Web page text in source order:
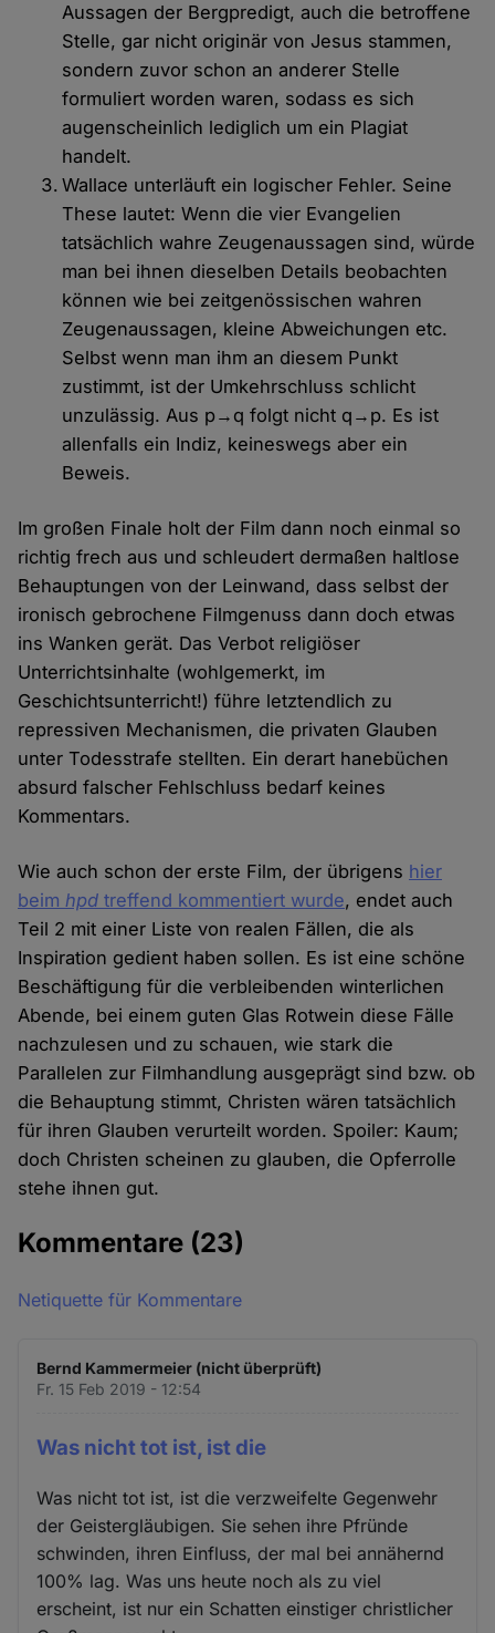
Aussagen der Bergpredigt, auch die betroffene
Stelle, gar nicht originär von Jesus stammen,
sondern zuvor schon an anderer Stelle
formuliert worden waren, sodass es sich
augenscheinlich lediglich um ein Plagiat
handelt.
Wallace unterläuft ein logischer Fehler. Seine
These lautet: Wenn die vier Evangelien
tatsächlich wahre Zeugenaussagen sind, würde
man bei ihnen dieselben Details beobachten
können wie bei zeitgenössischen wahren
Zeugenaussagen, kleine Abweichungen etc.
Selbst wenn man ihm an diesem Punkt
zustimmt, ist der Umkehrschluss schlicht
unzulässig. Aus p→q folgt nicht q→p. Es ist
allenfalls ein Indiz, keineswegs aber ein
Beweis.
Im großen Finale holt der Film dann noch einmal so
richtig frech aus und schleudert dermaßen haltlose
Behauptungen von der Leinwand, dass selbst der
ironisch gebrochene Filmgenuss dann doch etwas
ins Wanken gerät. Das Verbot religiöser
Unterrichtsinhalte (wohlgemerkt, im
Geschichtsunterricht!) führe letztendlich zu
repressiven Mechanismen, die privaten Glauben
unter Todesstrafe stellten. Ein derart hanebüchen
absurd falscher Fehlschluss bedarf keines
Kommentars.
Wie auch schon der erste Film, der übrigens hier
beimhpd treffend kommentiert wurde, endet auch
Teil 2 mit einer Liste von realen Fällen, die als
Inspiration gedient haben sollen. Es ist eine schöne
Beschäftigung für die verbleibenden winterlichen
Abende, bei einem guten Glas Rotwein diese Fälle
nachzulesen und zu schauen, wie stark die
Parallelen zur Filmhandlung ausgeprägt sind bzw. ob
die Behauptung stimmt, Christen wären tatsächlich
für ihren Glauben verurteilt worden. Spoiler: Kaum;
doch Christen scheinen zu glauben, die Opferrolle
stehe ihnen gut.
Kommentare (23)
Netiquette für Kommentare
Bernd Kammermeier (nicht überprüft)
Fr. 15 Feb 2019 - 12:54
Was nicht tot ist, ist die
Was nicht tot ist, ist die verzweifelte Gegenwehr
der Geistergläubigen. Sie sehen ihre Pfründe
schwinden, ihren Einfluss, der mal bei annähernd
100% lag. Was uns heute noch als zu viel
erscheint, ist nur ein Schatten einstiger christlicher